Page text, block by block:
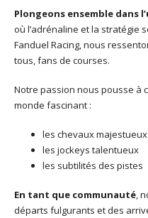
Plongeons ensemble dans
où l’adrénaline et la stratégie
Fanduel Racing, nous
tous, fans de courses.
Notre passion nous pousse à
monde fascinant :
les chevaux majestueux
les jockeys talentueux
les subtilités des pistes
En tant que communauté,
départs fulgurants et des